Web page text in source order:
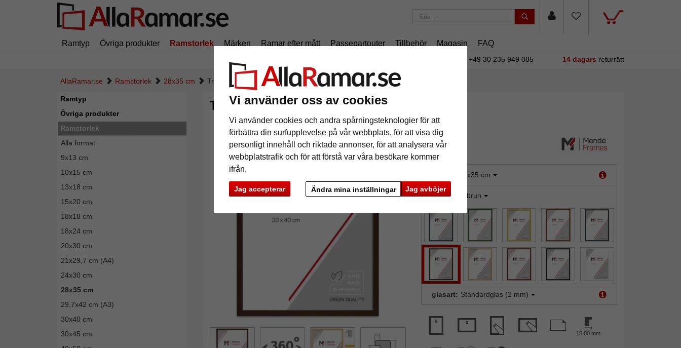
Vi använder oss av cookies
Vi använder cookies och andra spårningsteknologier för att
förbättra din surfupplevelse på vår webbplats, för att visa dig
personligt innehåll och riktade annonser, för att analysera vår
webbplatstrafik och för att förstå var våra besökare kommer
ifrån.
Jag accepterar Jag avböjer
Ändra mina inställningar
Ramtyp Övriga produkter Ramstorlek Märken Ramar efter mått Passepartouter Tillbehör Magasin FAQ
+49 30 235 949 085 14 dagars returrätt
AllaRamar.se Ramstorlek 28x35 cm Träram Macmac
Ramtyp
Övriga produkter
Ramstorlek
Alla format
9x13 cm
10x15 cm
13x18 cm
15x20 cm
18x18 cm
18x24 cm
20x30 cm
21x29,7 cm (A4)
24x30 cm
28x35 cm
29,7x42 cm (A3)
30x40 cm
30x45 cm
Träram Macmac
28x35 cm
färg: mörkbrun
glasart: Standardglas (2 mm)
15,00 mm